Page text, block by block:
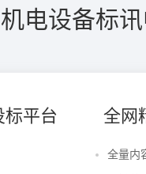
机电设备标
平台 全网
全量内